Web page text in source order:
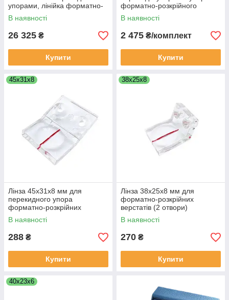
упорами, лінійка форматно-
розкрійного верстата
В наявності
26 325 ₴
Купити
форматно-розкрійного
верстата (фіксатор +
налаштування діагоналі)
В наявності
2 475 ₴/комплект
Купити
45х31х8
Лінза 45х31х8 мм для
перекидного упора
форматно-розкрійних
верстатів (велика, 2 отвори)
В наявності
288 ₴
Купити
38х25х8
Лінза 38х25х8 мм для
форматно-розкрійних
верстатів (2 отвори)
маленька
В наявності
270 ₴
Купити
40х23х6